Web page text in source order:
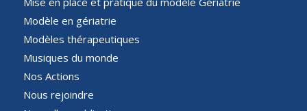
Modèle en gériatrie
Modèles thérapeutiques
Musiques du monde
Nos Actions
Nous rejoindre